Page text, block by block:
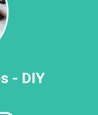
- DIY